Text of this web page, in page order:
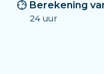
Berekening
24 uur